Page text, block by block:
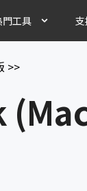
援
料救援
部儲存器恢復數
料救援
門工具
Android
即刻移除
>>